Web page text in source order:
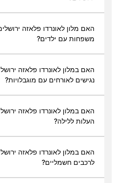
האם מלון לאונרדו פלאזה
משפחות עם ילדים?
האם במלון לאונרדו פלאזה
נגישים לאורחים עם מוגבלויות?
האם במלון לאונרדו פלאזה
העלות ללילה?
האם במלון לאונרדו פלאזה
לרכבים חשמליים?